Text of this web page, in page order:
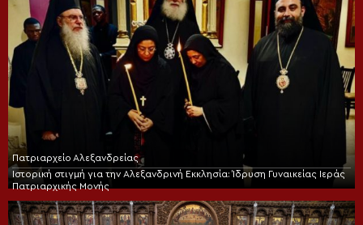
Πατριαρχείο Αλεξανδρείας
Ιστορική στιγμή για την Αλεξανδρινή Εκκλησία: Ίδρυση Γυναικείας Ιεράς
Πατριαρχικής Μονής